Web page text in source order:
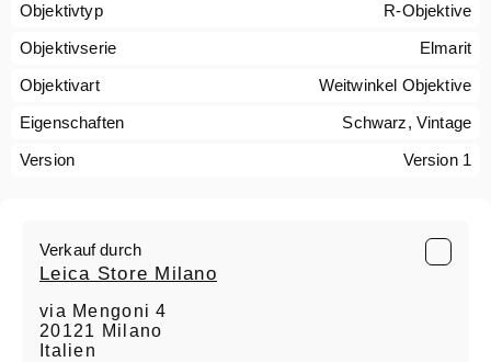
Objektivtyp
R-Objektive
Objektivserie
Elmarit
Objektivart
Weitwinkel Objektive
Eigenschaften
Schwarz, Vintage
Version
Version 1
Verkauf durch
Leica Store Milano
via Mengoni 4
20121 Milano
Italien